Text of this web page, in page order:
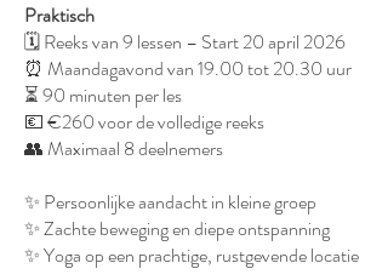
Praktisch
🗓 Reeks van 9 lessen – Start 20 april 2026
⏰ Maandagavond van 19.00 tot 20.30 uur
⏳ 90 minuten per les
💶 €260 voor de volledige reeks
👥 Maximaal 8 deelnemers
✨ Persoonlijke aandacht in kleine groep
✨ Zachte beweging en diepe ontspanning
✨ Yoga op een prachtige, rustgevende locatie